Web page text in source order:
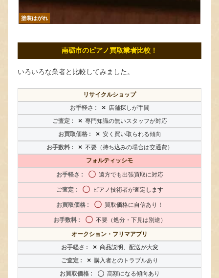
塗装はがれ
南砺市のピアノ買取業者比較！
いろいろな業者と比較してみました。
リサイクルショップ
× 店舗探しが手間
× 専門知識の無いスタッフが対応
× 安く買い取られる傾向
× 不要（持ち込みの場合は交通費）
フォルティッシモ
〇 遠方でも出張買取に対応
〇 ピアノ技術者が査定します
〇 買取価格に自信あり！
〇 不要（処分・下見は別途）
オークション・フリマアプリ
× 商品説明、配送が大変
× 購入者とのトラブルあり
〇 高額になる傾向あり